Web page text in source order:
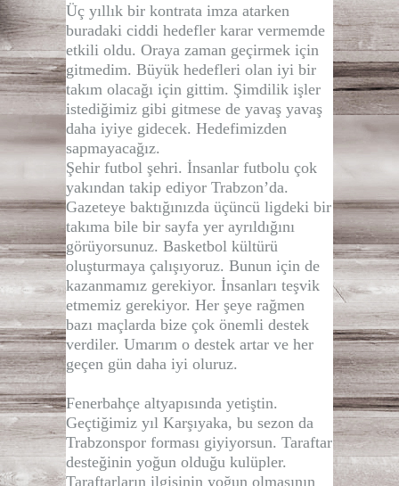
Üç yıllık bir kontrata imza atarken
buradaki ciddi hedefler karar vermemde
etkili oldu. Oraya zaman geçirmek için
gitmedim. Büyük hedefleri olan iyi bir
takım olacağı için gittim. Şimdilik işler
istediğimiz gibi gitmese de yavaş yavaş
daha iyiye gidecek. Hedefimizden
sapmayacağız.
Şehir futbol şehri. İnsanlar futbolu çok
yakından takip ediyor Trabzon’da.
Gazeteye baktığınızda üçüncü ligdeki bir
takıma bile bir sayfa yer ayrıldığını
görüyorsunuz. Basketbol kültürü
oluşturmaya çalışıyoruz. Bunun için de
kazanmamız gerekiyor. İnsanları teşvik
etmemiz gerekiyor. Her şeye rağmen
bazı maçlarda bize çok önemli destek
verdiler. Umarım o destek artar ve her
geçen gün daha iyi oluruz.
Fenerbahçe altyapısında yetiştin.
Geçtiğimiz yıl Karşıyaka, bu sezon da
Trabzonspor forması giyiyorsun. Taraftar
desteğinin yoğun olduğu kulüpler.
Taraftarların ilgisinin yoğun olmasının